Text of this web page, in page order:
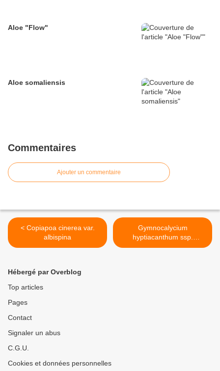
Aloe "Flow"
Aloe somaliensis
Commentaires
Ajouter un commentaire
< Copiapoa cinerea var.
albispina
Gymnocalycium
hyptiacanthum ssp.
uruhuayense (Ex
Hébergé par Overblog
Top articles
Pages
Contact
Signaler un abus
C.G.U.
Cookies et données personnelles